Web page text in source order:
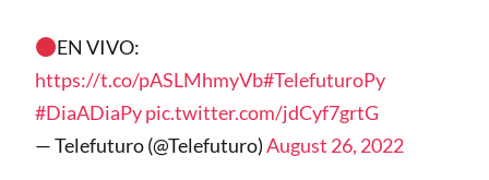
EN VIVO:
https://t.co/pASLMhmyVb#TelefuturoPy
#DiaADiaPypic.twitter.com/jdCyf7grtG
— Telefuturo (@Telefuturo)August 26, 2022